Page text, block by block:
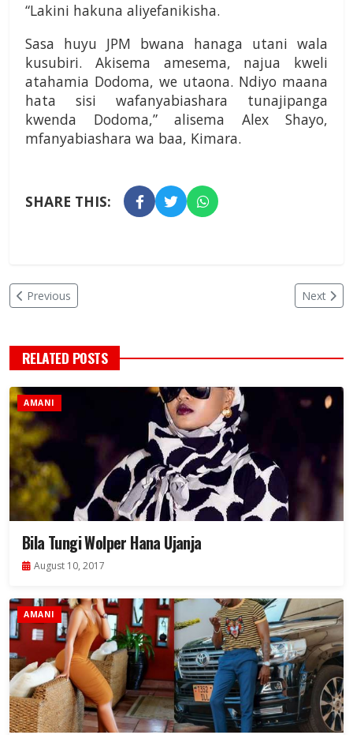
“Lakini hakuna aliyefanikisha.
Sasa huyu JPM bwana hanaga utani wala
kusubiri. Akisema amesema, najua kweli
atahamia Dodoma, we utaona. Ndiyo maana
hata sisi wafanyabiashara tunajipanga
kwenda Dodoma,” alisema Alex Shayo,
mfanyabiashara wa baa, Kimara.
SHARE THIS:
Previous Next
RELATED POSTS
AMANI
Bila Tungi Wolper Hana Ujanja
August 10, 2017
AMANI